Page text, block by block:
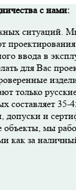
с нами:
ситуаций.
ввода в
для Вас
только
составляет 35-
допуски и
мы
как за